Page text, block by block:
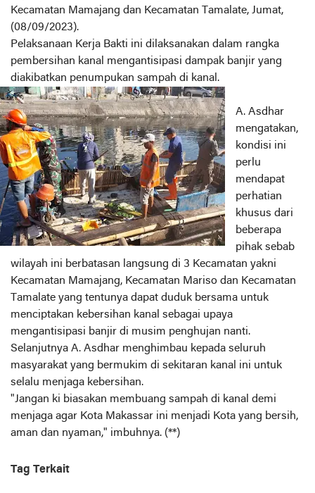
Kecamatan Mamajang dan Kecamatan Tamalate, Jumat,
(08/09/2023).
Pelaksanaan Kerja Bakti ini dilaksanakan dalam rangka
pembersihan kanal mengantisipasi dampak banjir yang
diakibatkan penumpukan sampah di kanal.
A. Asdhar
mengatakan,
kondisi ini
perlu
mendapat
perhatian
khusus dari
beberapa
pihak sebab
wilayah ini berbatasan langsung di 3 Kecamatan yakni
Kecamatan Mamajang, Kecamatan Mariso dan Kecamatan
Tamalate yang tentunya dapat duduk bersama untuk
menciptakan kebersihan kanal sebagai upaya
mengantisipasi banjir di musim penghujan nanti.
Selanjutnya A. Asdhar menghimbau kepada seluruh
masyarakat yang bermukim di sekitaran kanal ini untuk
selalu menjaga kebersihan.
"Jangan ki biasakan membuang sampah di kanal demi
menjaga agar Kota Makassar ini menjadi Kota yang bersih,
aman dan nyaman," imbuhnya. (**)
Tag Terkait